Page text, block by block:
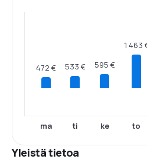
472 €
ma
533 €
ti
595 €
ke
1 463
to
Yleistä tietoa